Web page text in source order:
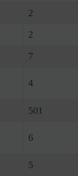
2
2
7
4
501
6
5